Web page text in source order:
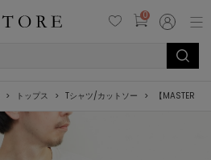
0
トップス Tシャツ/カットソー 【MASTER